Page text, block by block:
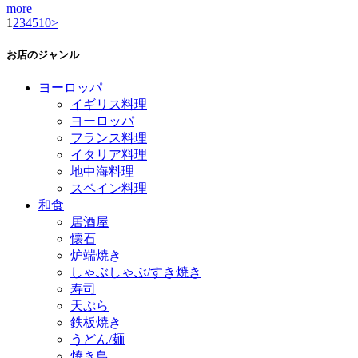
more
1 234510>
お店のジャンル
ヨーロッパ
イギリス料理
ヨーロッパ
フランス料理
イタリア料理
地中海料理
スペイン料理
和食
居酒屋
懐石
炉端焼き
しゃぶしゃぶ/すき焼き
寿司
天ぷら
鉄板焼き
うどん/麺